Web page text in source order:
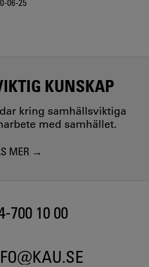
KUNSKAP
kring samhällsviktiga
med samhället.
MER
700 10 00